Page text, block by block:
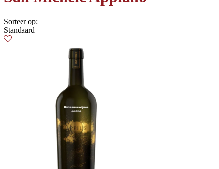
Sorteer op:
Standaard